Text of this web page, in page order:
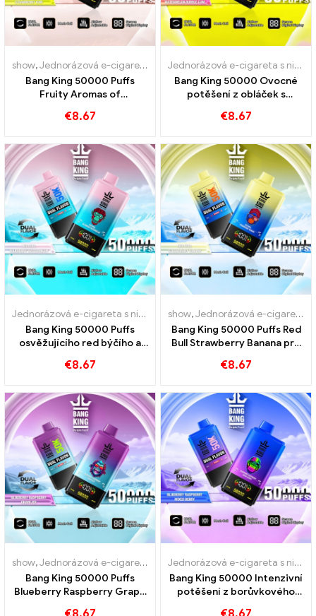
show,Jednorázová e-cigareta s nikotinem ,Jednorázové e-cigarety
Bang King 50000 Puffs
Fruity Aromas of
Strawberry Kiwi pro
€8.67
Jednorázová e-cigareta s nikotinem
Bang King 50000 Ovocné
potěšení z obláček s
melounovou bublinovou
€8.67
Jednorázová e-cigareta s nikotinem ,Jednorázové e-cigarety,
Bang King 50000 Puffs
osvěžujícího red býčího a
€8.67
show,Jednorázová e-cigareta s nikotinem
Bang King 50000 Puffs Red
Bull Strawberry Banana pro
€8.67
show,Jednorázová e-cigareta s nikotinem ,Jednorázové e-cigarety
Bang King 50000 Puffs
Blueberry Raspberry Grape
Jednorázová e-cigareta s nikotinem
Bang King 50000 Intenzivní
potěšení z borůvkového